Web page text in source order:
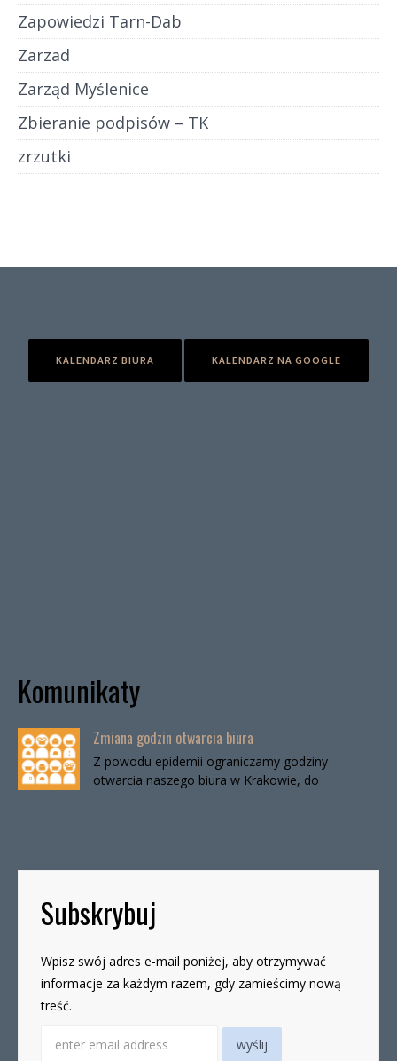
Zapowiedzi Tarn-Dab
Zarzad
Zarząd Myślenice
Zbieranie podpisów – TK
zrzutki
KALENDARZ BIURA KALENDARZ NA GOOGLE
Komunikaty
Zmiana godzin otwarcia biura
Z powodu epidemii ograniczamy godziny
otwarcia naszego biura w Krakowie, do
Subskrybuj
Wpisz swój adres e-mail poniżej, aby otrzymywać
informacje za każdym razem, gdy zamieścimy nową
treść.